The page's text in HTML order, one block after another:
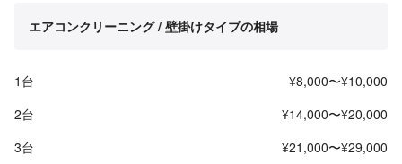
エアコンクリーニング / 壁掛けタイプの相場
1台
¥8,000〜¥10,000
2台
¥14,000〜¥20,000
3台
¥21,000〜¥29,000